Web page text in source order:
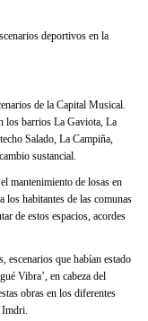
deportivos en la
de la Capital Musical.
los barrios La Gaviota, La
Salado, La Campiña,
sustancial.
mantenimiento de losas en
los habitantes de las comunas
de estos espacios, acordes
escenarios que habían estado
Vibra’, en cabeza del
obras en los diferentes
Imdri.